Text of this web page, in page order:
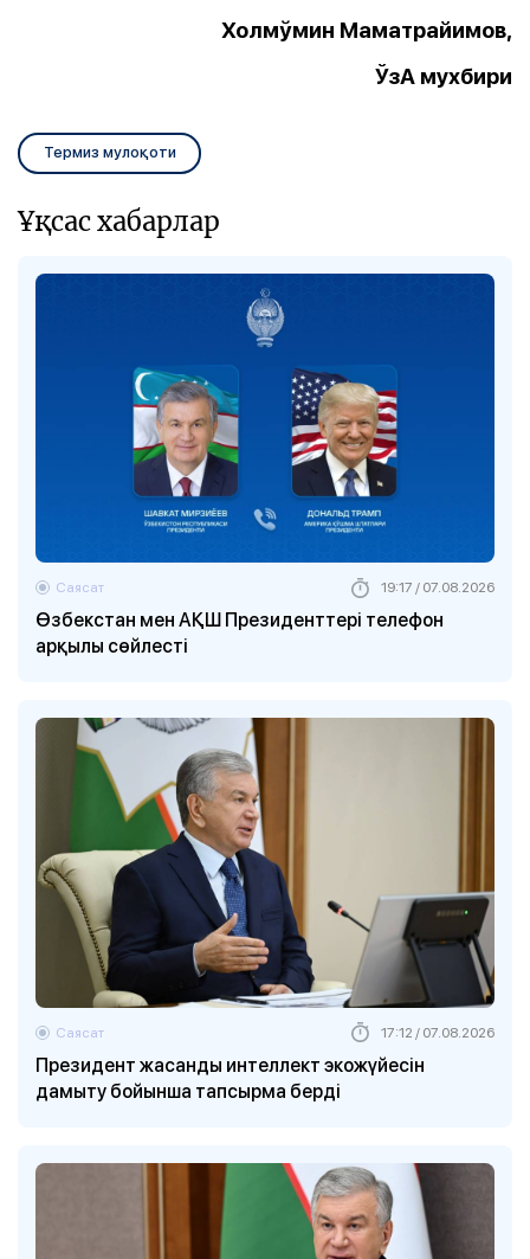
Холмўмин Маматрайимов,
ЎзА мухбири
Термиз мулоқоти
Ұқсас хабарлар
Өзбекстан мен АҚШ Президенттері телефон
арқылы сөйлесті
Саясат 19:17 / 07.08.2026
Президент жасанды интеллект экожүйесін
дамыту бойынша тапсырма берді
Саясат 17:12 / 07.08.2026